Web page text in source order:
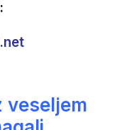
veseljem